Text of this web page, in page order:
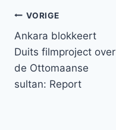
Bericht
navigatie
VORIGE
Ankara blokkeert
Duits filmproject over
de Ottomaanse
sultan: Report